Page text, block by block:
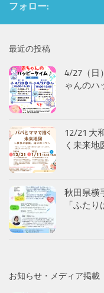
フォロー:
最近の投稿
4/27（日
ゃんのハ
12/21 大
く未来地
秋田県横
「ふた
お知らせ・メディア掲載